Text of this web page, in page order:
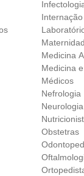
Medicina
Medicina
Médicos
Nefrologia
Neurologia
Obstetras